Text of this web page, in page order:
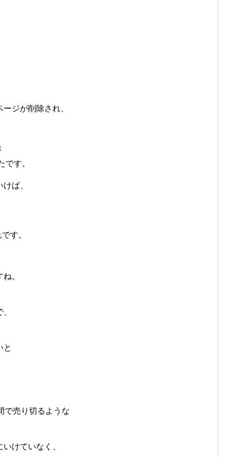
ジが削除され、
です。
ば、
す。
。
と
で売り切るような
けていなく、